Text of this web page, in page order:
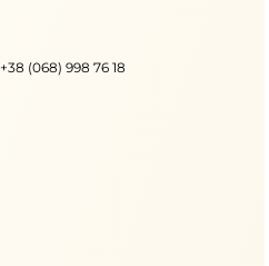
+38 (068) 998 76 18